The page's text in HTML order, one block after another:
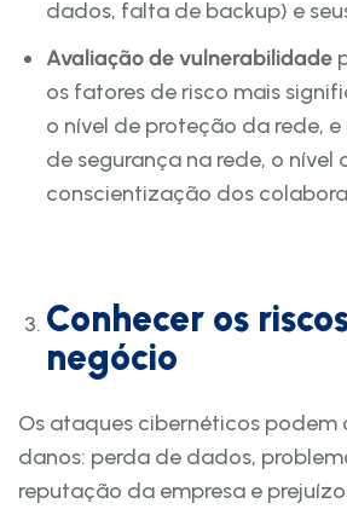
dados, falta de backup) e
Avaliação de vulnerabilidade
os fatores de risco mais
o nível de proteção da rede,
de segurança na rede, o nível
conscientização dos
Conhecer os
negócio
Os ataques cibernéticos podem
danos: perda de dados,
reputação da empresa e